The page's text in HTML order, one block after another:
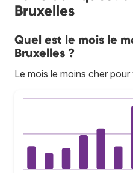
Bruxelles
Quel est le mois le
Bruxelles ?
Le mois le moins cher